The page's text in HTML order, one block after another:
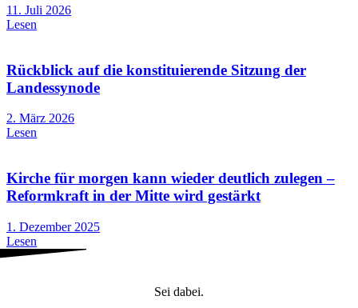
11. Juli 2026
Lesen
Rückblick auf die konstituierende Sitzung der
Landessynode
2. März 2026
Lesen
Kirche für morgen kann wieder deutlich zulegen –
Reformkraft in der Mitte wird gestärkt
1. Dezember 2025
Lesen
Sei dabei.